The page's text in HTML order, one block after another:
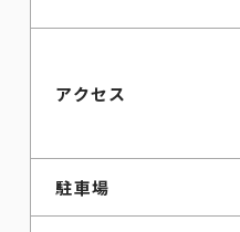
アクセス
駐車場